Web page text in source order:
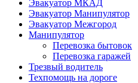
Эвакуатор МКАД
Эвакуатор Манипулятор
Эвакуатор Межгород
Манипулятор
Перевозка бытовок
Перевозка гаражей
Трезвый водитель
Техпомощь на дороге